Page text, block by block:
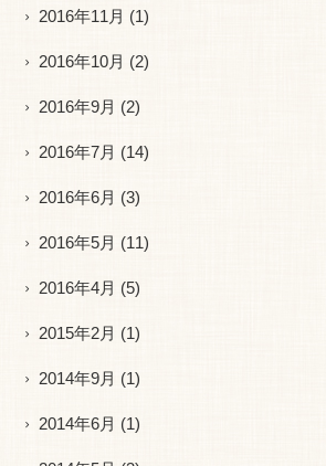
2016年11月 (1)
2016年10月 (2)
2016年9月 (2)
2016年7月 (14)
2016年6月 (3)
2016年5月 (11)
2016年4月 (5)
2015年2月 (1)
2014年9月 (1)
2014年6月 (1)